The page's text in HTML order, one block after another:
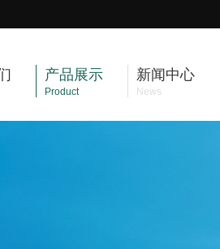
产品展示
Product
新闻中心
News